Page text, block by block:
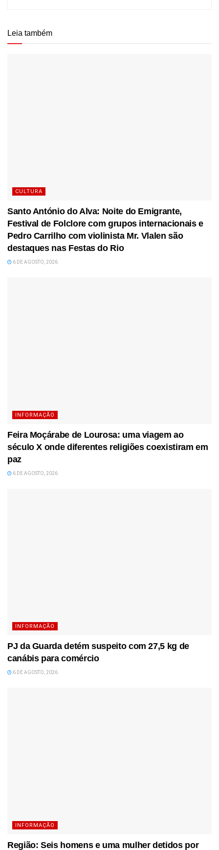
Leia também
CULTURA
Santo António do Alva: Noite do Emigrante,
Festival de Folclore com grupos internacionais e
Pedro Carrilho com violinista Mr. Vlalen são
destaques nas Festas do Rio
6 DE AGOSTO, 2026
INFORMAÇÃO
Feira Moçárabe de Lourosa: uma viagem ao
século X onde diferentes religiões coexistiram em
paz
6 DE AGOSTO, 2026
INFORMAÇÃO
PJ da Guarda detém suspeito com 27,5 kg de
canábis para comércio
6 DE AGOSTO, 2026
INFORMAÇÃO
Região: Seis homens e uma mulher detidos por